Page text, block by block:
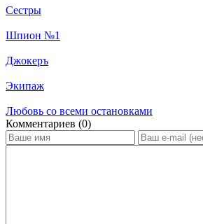
Сестры
Шпион №1
Джокеръ
Экипаж
Любовь со всеми остановками
Ком­мен­та­ри­ев (0)